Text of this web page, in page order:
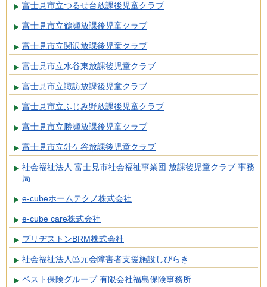
富士見市立つるせ台放課後児童クラブ
富士見市立鶴瀬放課後児童クラブ
富士見市立関沢放課後児童クラブ
富士見市立水谷東放課後児童クラブ
富士見市立諏訪放課後児童クラブ
富士見市立ふじみ野放課後児童クラブ
富士見市立勝瀬放課後児童クラブ
富士見市立針ケ谷放課後児童クラブ
社会福祉法人 富士見市社会福祉事業団 放課後児童クラブ 事務
局
e-cubeホームテクノ株式会社
e-cube care株式会社
ブリヂストンBRM株式会社
社会福祉法人邑元会障害者支援施設しびらき
ベスト保険グループ 有限会社福島保険事務所